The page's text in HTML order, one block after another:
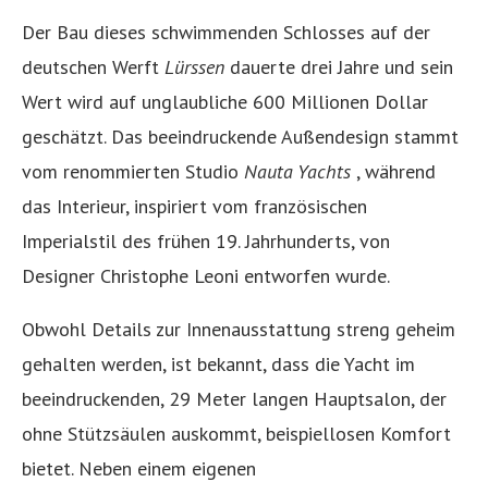
Der Bau dieses schwimmenden Schlosses auf der
deutschen Werft Lürssen dauerte drei Jahre und sein
Wert wird auf unglaubliche 600 Millionen Dollar
geschätzt. Das beeindruckende Außendesign stammt
vom renommierten Studio Nauta Yachts , während
das Interieur, inspiriert vom französischen
Imperialstil des frühen 19. Jahrhunderts, von
Designer Christophe Leoni entworfen wurde.
Obwohl Details zur Innenausstattung streng geheim
gehalten werden, ist bekannt, dass die Yacht im
beeindruckenden, 29 Meter langen Hauptsalon, der
ohne Stützsäulen auskommt, beispiellosen Komfort
bietet. Neben einem eigenen